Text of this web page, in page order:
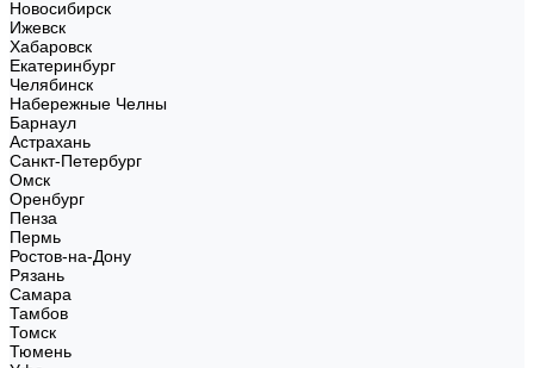
Новосибирск
Ижевск
Хабаровск
Екатеринбург
Челябинск
Набережные Челны
Барнаул
Астрахань
Санкт-Петербург
Омск
Оренбург
Пенза
Пермь
Ростов-на-Дону
Рязань
Самара
Тамбов
Томск
Тюмень